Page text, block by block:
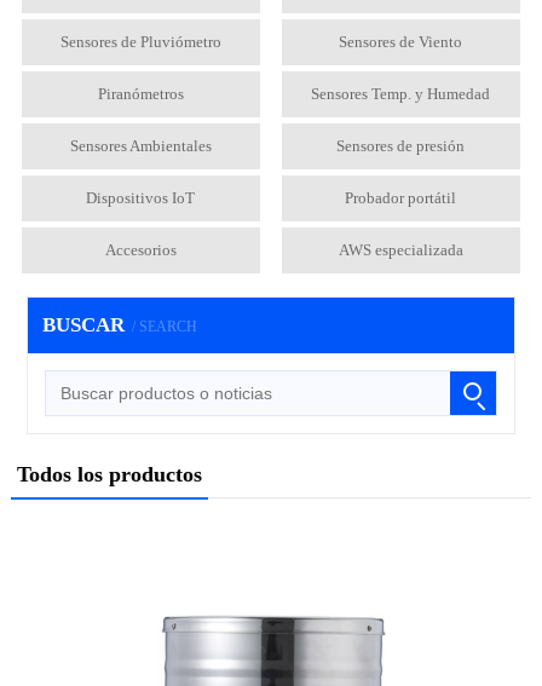
Sensores de Pluviómetro Sensores de Viento
Piranómetros Sensores Temp. y Humedad
Sensores Ambientales Sensores de presión
Dispositivos IoT Probador portátil
Accesorios AWS especializada
BUSCAR / SEARCH
Todos los productos